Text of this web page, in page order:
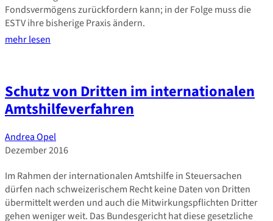
Fondsvermögens zurückfordern kann; in der Folge muss die
ESTV ihre bisherige Praxis ändern.
mehr lesen
Schutz von Dritten im internationalen
Amtshilfeverfahren
Andrea Opel
Dezember 2016
Im Rahmen der internationalen Amtshilfe in Steuersachen
dürfen nach schweizerischem Recht keine Daten von Dritten
übermittelt werden und auch die Mitwirkungspflichten Dritter
gehen weniger weit. Das Bundesgericht hat diese gesetzliche